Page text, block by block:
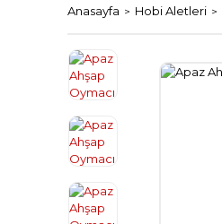
Anasayfa Hobi Aletleri